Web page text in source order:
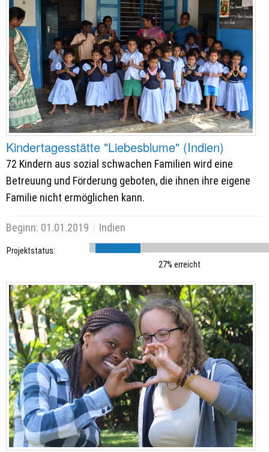
Kindertagesstätte "Liebesblume" (Indien)
72 Kindern aus sozial schwachen Familien wird eine
Betreuung und Förderung geboten, die ihnen ihre eigene
Familie nicht ermöglichen kann.
Beginn: 01.01.2019 Indien
Projektstatus:
27% erreicht